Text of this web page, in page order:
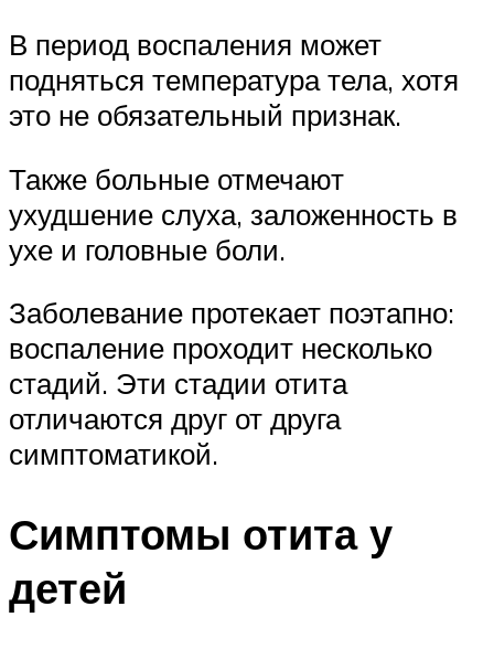
В период воспаления может
подняться температура тела, хотя
это не обязательный признак.
Также больные отмечают
ухудшение слуха, заложенность в
ухе и головные боли.
Заболевание протекает поэтапно:
воспаление проходит несколько
стадий. Эти стадии отита
отличаются друг от друга
симптоматикой.
Симптомы отита у
детей